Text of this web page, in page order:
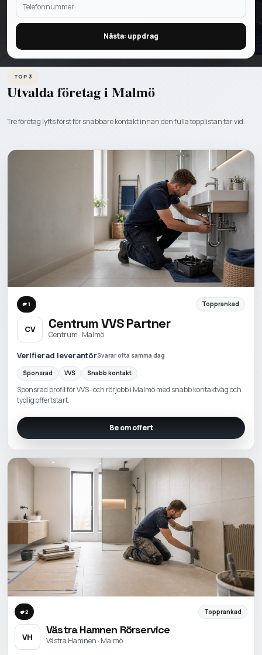
Nästa: uppdrag
TOP 3
Utvalda företag i Malmö
Tre företag lyfts först för snabbare kontakt innan den fulla topplistan tar vid.
#1 Topprankad
CV Centrum VVS Partner
Centrum · Malmö
Verifierad leverantörSvarar ofta samma dag
Sponsrad VVS Snabb kontakt
Sponsrad profil för VVS- och rörjobb i Malmö med snabb kontaktväg och
tydlig offertstart.
Be om offert
#2 Topprankad
VH
Västra Hamnen Rörservice
Västra Hamnen · Malmö